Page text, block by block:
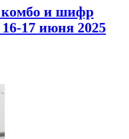
комбо и шифр
17 июня 2025